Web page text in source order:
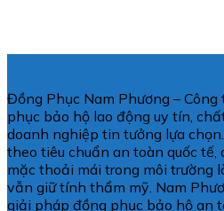
Đồng Phục Nam Phương –
phục bảo hộ lao động uy tín,
doanh nghiệp tin tưởng lựa
theo tiêu chuẩn an toàn quốc tế,
mặc thoải mái trong môi trường
vẫn giữ tính thẩm mỹ. Nam
giải pháp đồng phục bảo hộ an